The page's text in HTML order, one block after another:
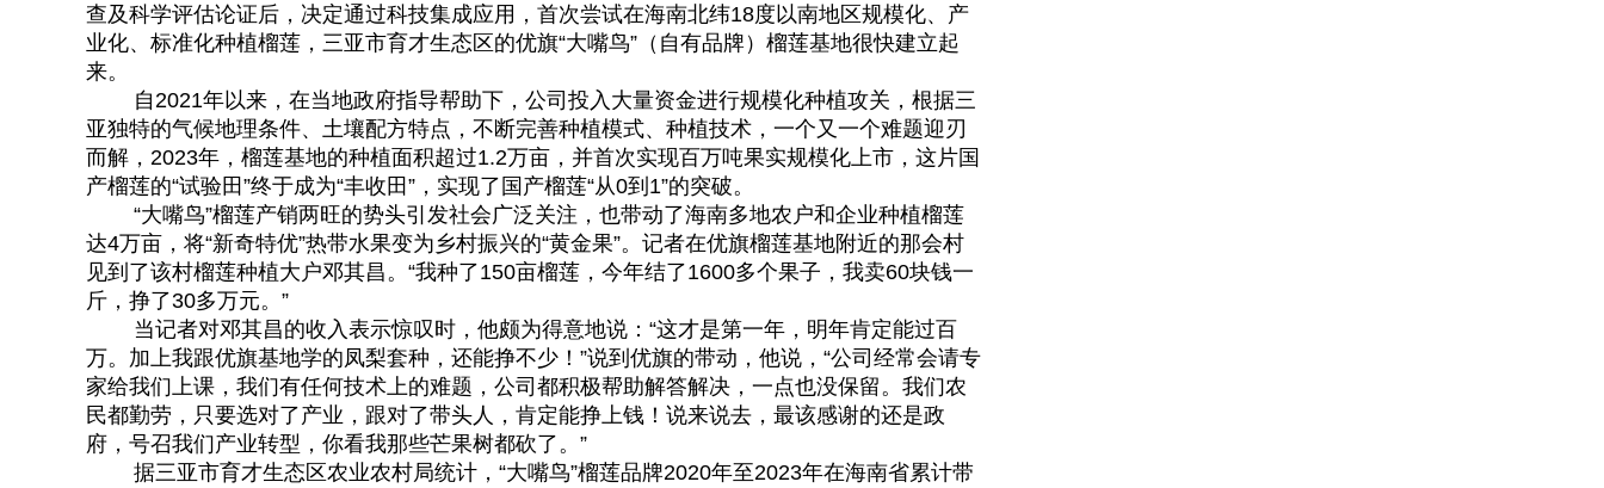
查及科学评估论证后，决定通过科技集成应用，首次尝试在海南北纬18度以南地区规模化、产
业化、标准化种植榴莲，三亚市育才生态区的优旗“大嘴鸟”（自有品牌）榴莲基地很快建立起
来。
自2021年以来，在当地政府指导帮助下，公司投入大量资金进行规模化种植攻关，根据三
亚独特的气候地理条件、土壤配方特点，不断完善种植模式、种植技术，一个又一个难题迎刃
而解，2023年，榴莲基地的种植面积超过1.2万亩，并首次实现百万吨果实规模化上市，这片国
产榴莲的“试验田”终于成为“丰收田”，实现了国产榴莲“从0到1”的突破。
“大嘴鸟”榴莲产销两旺的势头引发社会广泛关注，也带动了海南多地农户和企业种植榴莲
达4万亩，将“新奇特优”热带水果变为乡村振兴的“黄金果”。记者在优旗榴莲基地附近的那会村
见到了该村榴莲种植大户邓其昌。“我种了150亩榴莲，今年结了1600多个果子，我卖60块钱一
斤，挣了30多万元。”
当记者对邓其昌的收入表示惊叹时，他颇为得意地说：“这才是第一年，明年肯定能过百
万。加上我跟优旗基地学的凤梨套种，还能挣不少！”说到优旗的带动，他说，“公司经常会请专
家给我们上课，我们有任何技术上的难题，公司都积极帮助解答解决，一点也没保留。我们农
民都勤劳，只要选对了产业，跟对了带头人，肯定能挣上钱！说来说去，最该感谢的还是政
府，号召我们产业转型，你看我那些芒果树都砍了。”
据三亚市育才生态区农业农村局统计，“大嘴鸟”榴莲品牌2020年至2023年在海南省累计带